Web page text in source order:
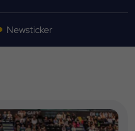
Newsticker